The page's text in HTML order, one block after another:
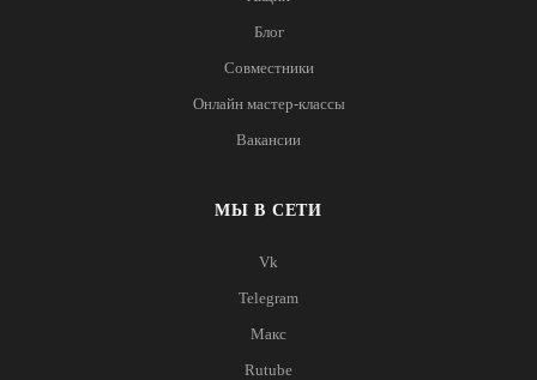
Блог
Совместники
Онлайн мастер-классы
Вакансии
МЫ В СЕТИ
Vk
Telegram
Макс
Rutube